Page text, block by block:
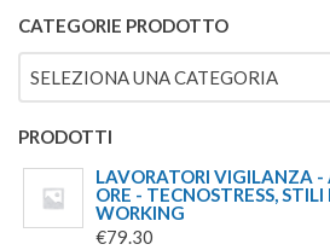
ORIGINALE
ERA:
€69.00.
ATTUALE
È:
€49.00.
CATEGORIE PRODOTTO
SELEZIONA UNA CATEGORIA
PRODOTTI
LAVORATORI VIGILANZA
ORE - TECNOSTRESS,
WORKING
€79.30